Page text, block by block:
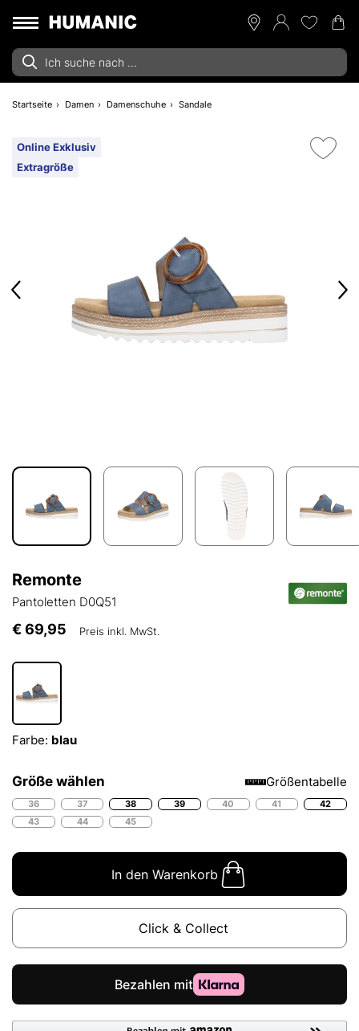
Startseite Damen Damenschuhe Sandale
Online Exklusiv
Extragröße
Remonte
Pantoletten D0Q51
€ 69,95 Preis inkl. MwSt.
Farbe: blau
Größe wählen Größentabelle
36 37 38 39 40 41
42
43
44 45
In den Warenkorb
Click & Collect